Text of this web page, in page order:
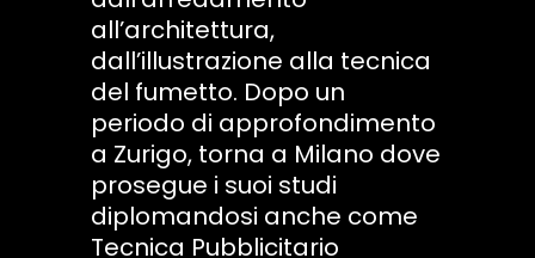
all’architettura,
dall’illustrazione alla tecnica
del fumetto. Dopo un
periodo di approfondimento
a Zurigo, torna a Milano dove
prosegue i suoi studi
diplomandosi anche come
Tecnica Pubblicitario